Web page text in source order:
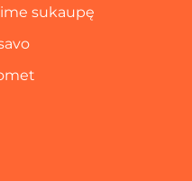
sukaupę